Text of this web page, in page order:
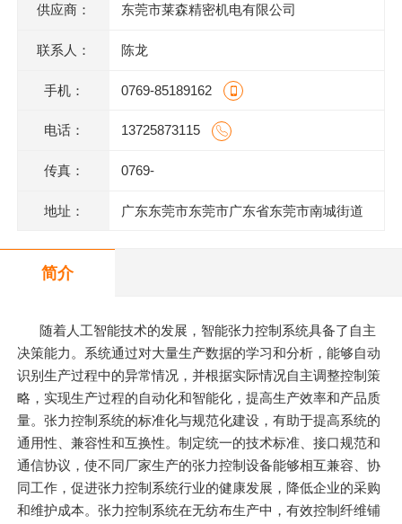
供应商： 东莞市莱森精密机电有限公司
联系人： 陈龙
手机： 0769-85189162
电话： 13725873115
传真： 0769-
地址： 广东东莞市东莞市广东省东莞市南城街道
简介
随着人工智能技术的发展，智能张力控制系统具备了自主
决策能力。系统通过对大量生产数据的学习和分析，能够自动
识别生产过程中的异常情况，并根据实际情况自主调整控制策
略，实现生产过程的自动化和智能化，提高生产效率和产品质
量。张力控制系统的标准化与规范化建设，有助于提高系统的
通用性、兼容性和互换性。制定统一的技术标准、接口规范和
通信协议，使不同厂家生产的张力控制设备能够相互兼容、协
同工作，促进张力控制系统行业的健康发展，降低企业的采购
和维护成本。张力控制系统在无纺布生产中，有效控制纤维铺